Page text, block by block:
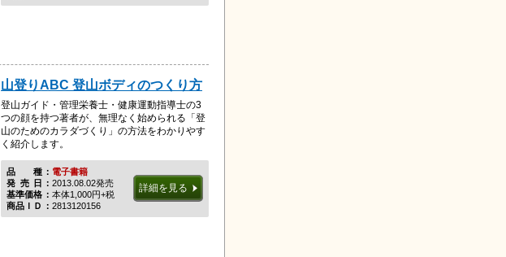
山登りABC 登山ボディのつくり方
登山ガイド・管理栄養士・健康運動指導士の3
つの顔を持つ著者が、無理なく始められる「登
山のためのカラダづくり」の方法をわかりやす
く紹介します。
品種電子書籍
発売日 2013.08.02発売
基準価格
本体1,000円+税
商品ＩＤ
2813120156
詳細を見る